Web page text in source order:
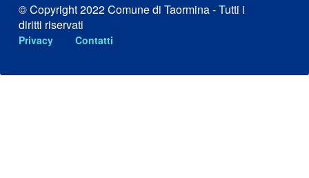
© Copyright 2022 Comune di Taormina - Tutti i
diritti riservati
Privacy Contatti